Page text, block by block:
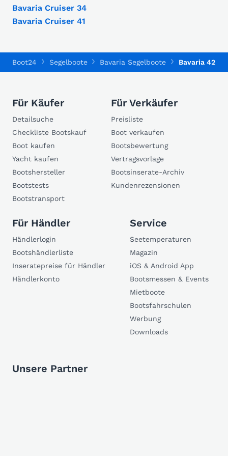
Bavaria Cruiser 34
Bavaria Cruiser 41
Boot24 Segelboote Bavaria Segelboote Bavaria 42
Für Käufer
Detailsuche
Checkliste Bootskauf
Boot kaufen
Yacht kaufen
Bootshersteller
Bootstests
Bootstransport
Für Verkäufer
Preisliste
Boot verkaufen
Bootsbewertung
Vertragsvorlage
Bootsinserate-Archiv
Kundenrezensionen
Für Händler
Händlerlogin
Bootshändlerliste
Inseratepreise für Händler
Händlerkonto
Service
Seetemperaturen
Magazin
iOS & Android App
Bootsmessen & Events
Mietboote
Bootsfahrschulen
Werbung
Downloads
Unsere Partner